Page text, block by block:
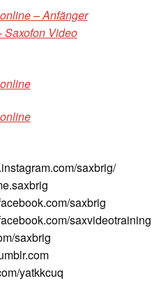
– Anfänger
Saxofon Video
saxbrig/
saxbrig
saxvideotraining
saxbrig
yatkkcuq